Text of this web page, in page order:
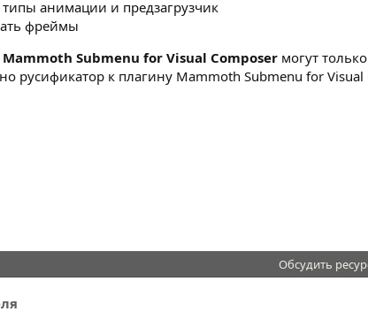
анимации и предзагрузчик
фреймы
Submenu for Visual Composer могут только
русификатор к плагину Mammoth Submenu for
Обсудить